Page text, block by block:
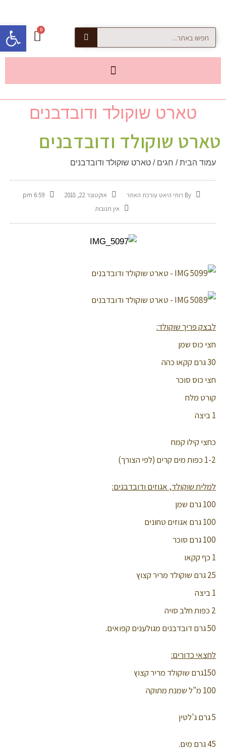
טארט שוקולד ודובדבנים
טארט שוקולד ודובדבנים
עמוד הבית/ חגים / טארט שוקולד ודובדבנים
By רותי היאט עורכת האתר אוקטובר 22, 2018
6:59 pm
אין תגובות
לבצק פריך שוקולד:
חצי כוס שמן
30 גרם קקאו כהה
חצי כוס סוכר
קורט מלח
1 ביצה
כחצי קילו קמח
1-2 כפות מים קרים (לפי הצורך)
למלית שוקולד, אגוזים ודובדבנים:
100 גרם שמן
100 גרם אגוזים טחונים
100 גרם סוכר
1 כף קקאו
25 גרם שוקולד מריר קצוץ
1 ביצה
2 כפות חלב סויה
50 גרם דובדבנים מגולענים קפואים.
לחצאי כדורים:
150גרם שוקולד מריר קצוץ
100 מ"ל שמנת מתוקה
5 גרם ג'לטין
45 גרם מים.
פתח